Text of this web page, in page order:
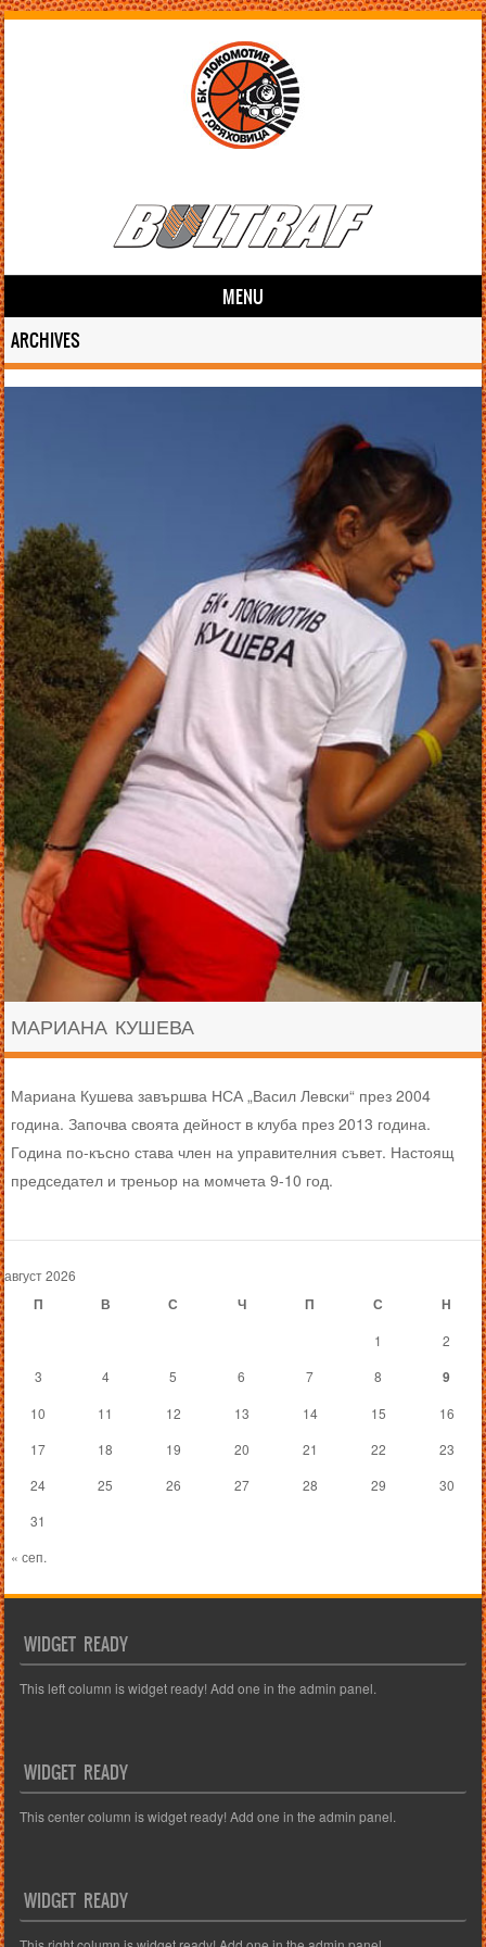
MENU
Skip to content
ARCHIVES
МАРИАНА КУШЕВА
Мариана Кушева завършва НСА „Васил Левски“ през 2004
година. Започва своята дейност в клуба през 2013 година.
Година по-късно става член на управителния съвет. Настоящ
председател и треньор на момчета 9-10 год.
август 2026
П В С Ч П С Н
« сеп.
1
2
3
4 5 6 7 8 9
10 11 12 13 14 15
16
17
18 19 20 21 22
23
24
25 26 27 28 29
30
31
WIDGET READY
This left column is widget ready! Add one in the admin panel.
WIDGET READY
This center column is widget ready! Add one in the admin panel.
WIDGET READY